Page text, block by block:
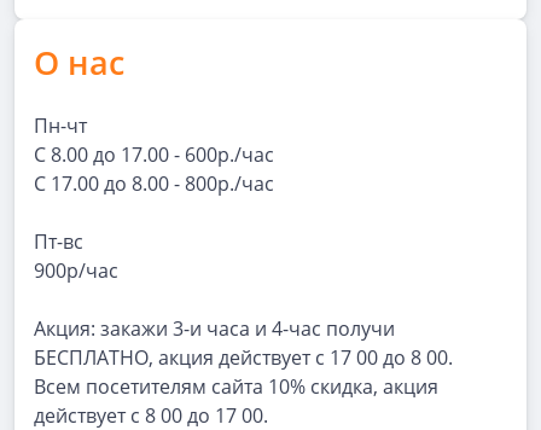
О нас
Пн-чт
С 8.00 до 17.00 - 600р./час
С 17.00 до 8.00 - 800р./час
Пт-вс
900р/час
Акция: закажи 3-и часа и 4-час получи
БЕСПЛАТНО, акция действует с 17 00 до 8 00.
Всем посетителям сайта 10% скидка, акция
действует с 8 00 до 17 00.